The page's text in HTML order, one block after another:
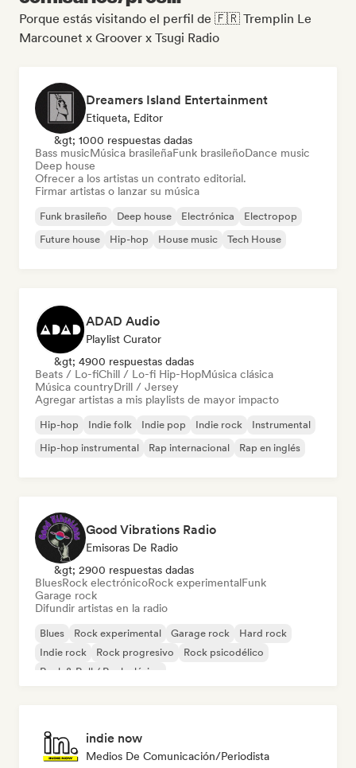
Porque estás visitando el perfil de 🇫🇷 Tremplin Le
Marcounet x Groover x Tsugi Radio
Dreamers Island Entertainment
Etiqueta, Editor
&gt; 1000 respuestas dadas
Bass musicMúsica brasileñaFunk brasileñoDance music
Deep house
Ofrecer a los artistas un contrato editorial.
Firmar artistas o lanzar su música
Funk brasileño Deep house Electrónica
Electropop
Future house
Hip-hop House music Tech House
ADAD Audio
Playlist Curator
&gt; 4900 respuestas dadas
Beats / Lo-fiChill / Lo-fi Hip-HopMúsica clásica
Música countryDrill / Jersey
Agregar artistas a mis playlists de mayor impacto
Hip-hop Indie folk Indie pop Indie rock
Instrumental
Hip-hop instrumental
Rap internacional Rap en inglés
Good Vibrations Radio
Emisoras De Radio
&gt; 2900 respuestas dadas
BluesRock electrónicoRock experimentalFunk
Garage rock
Difundir artistas en la radio
Blues Rock experimental Garage rock
Hard rock
Indie rock
Rock progresivo
Rock psicodélico
Rock & Roll / Rock clásico
indie now
Medios De Comunicación/Periodista